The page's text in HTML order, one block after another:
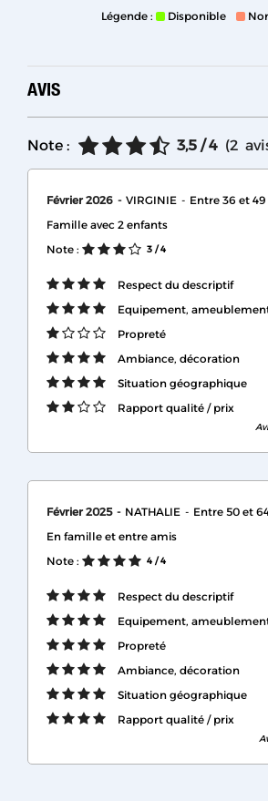
Légende : Disponible
AVIS
Note : 3,5 / 4 (2
Février 2026 VIRGINIE
Entre 36 et 49
Famille avec 2 enfants
Note :
3 / 4
Respect du descriptif
Equipement,
Propreté
Ambiance, décoration
Situation géographique
Rapport qualité / prix
Février 2025 NATHALIE
Entre 50 et
En famille et entre amis
Note :
4 / 4
Respect du descriptif
Equipement,
Propreté
Ambiance, décoration
Situation géographique
Rapport qualité / prix